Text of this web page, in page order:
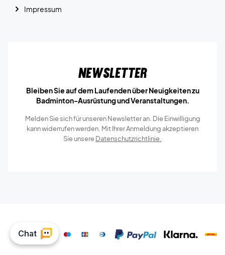
Impressum
Newsletter
Bleiben Sie auf dem Laufenden über Neuigkeiten zu
Badminton-Ausrüstung und Veranstaltungen.
Melden Sie sich für unseren Newsletter an. Die Einwilligung
kann widerrufen werden. Mit Ihrer Anmeldung akzeptieren
Sie unsereDatenschutzrichtlinie.